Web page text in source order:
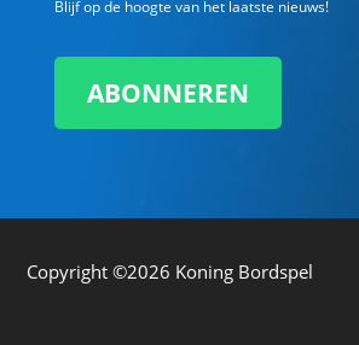
Blijf op de hoogte van het laatste nieuws!
ABONNEREN
Copyright ©2026 Koning Bordspel